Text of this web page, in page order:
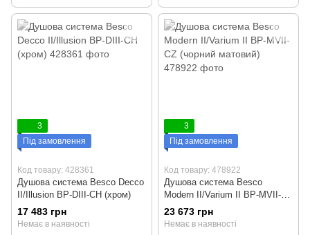
3
Під замовлення
Код товару: 428361
Душова система Besco Decco
II/Illusion BP-DIII-CH (хром)
17 483 грн
Немає в наявності
3
Під замовлення
Код товару: 478922
Душова система Besco
Modern II/Varium II BP-MVII-CZ
(чорний матовий)
23 673 грн
Немає в наявності